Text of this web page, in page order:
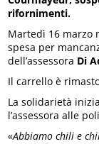
rifornimenti.
Martedì 16 marzo
spesa per
dell’assessora Di
Il carrello è
La solidarietà
l’assessora alle
«Abbiamo chili e